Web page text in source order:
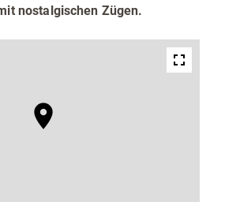
nostalgischen Zügen.